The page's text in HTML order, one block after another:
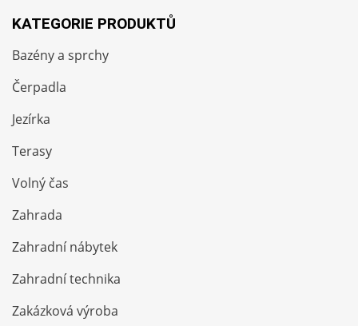
KATEGORIE PRODUKTŮ
Bazény a sprchy
Čerpadla
Jezírka
Terasy
Volný čas
Zahrada
Zahradní nábytek
Zahradní technika
Zakázková výroba